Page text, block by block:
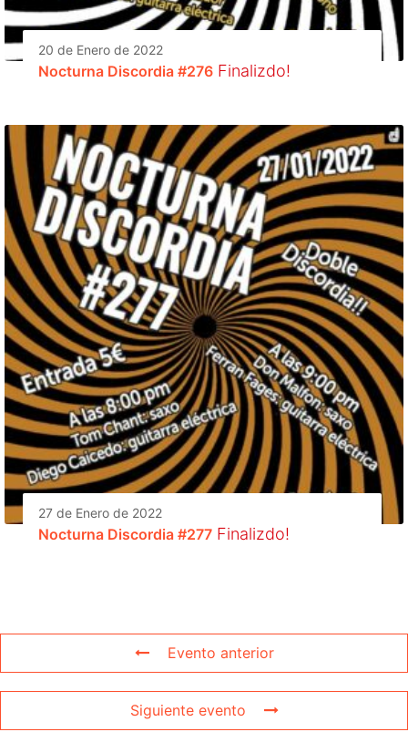
20 de Enero de 2022
Nocturna Discordia #276 Finalizdo!
27 de Enero de 2022
Nocturna Discordia #277 Finalizdo!
Evento anterior
Siguiente evento